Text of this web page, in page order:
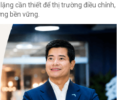
cần thiết để thị trường điều chỉnh,
bền vững.